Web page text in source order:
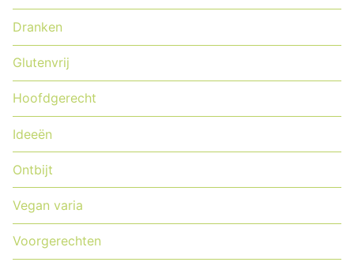
Dranken
Glutenvrij
Hoofdgerecht
Ideeën
Ontbijt
Vegan varia
Voorgerechten